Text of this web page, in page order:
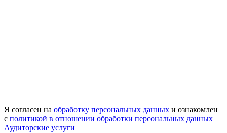
Я согласен на обработку персональных данных и ознакомлен
с политикой в отношении обработки персональных данных
Аудиторские услуги